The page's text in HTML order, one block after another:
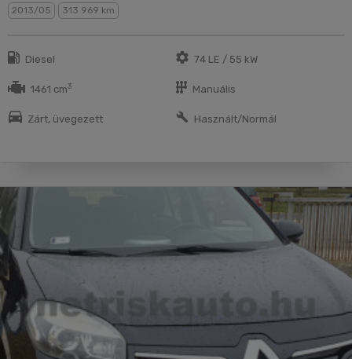
2013/05 313 969 km
Diesel 74 LE / 55 kW
1461 cm3 Manuális
Zárt, üvegezett Használt/Normál